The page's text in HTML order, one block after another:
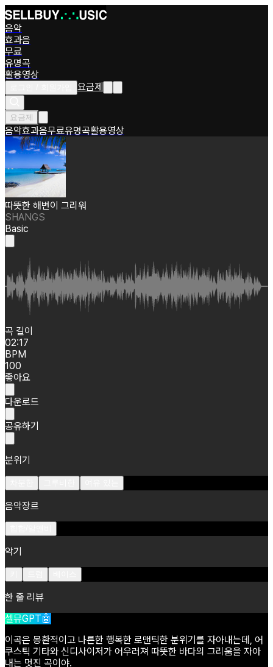
음악
효과음
무료
유명곡
활용영상
요금제
요금제
음악효과음무료유명곡활용영상
따뜻한 해변이 그리워
SHANGS
Basic
곡 길이
02:17
BPM
100
좋아요
다운로드
공유하기
분위기
음악장르
악기
한 줄 리뷰
셀뮤GPT🤖
이곡은 몽환적이고 나른한 행복한 로맨틱한 분위기를 자아내는데, 어
쿠스틱 기타와 신디사이저가 어우러져 따뜻한 바다의 그리움을 자아
내는 멋진 곡이야.